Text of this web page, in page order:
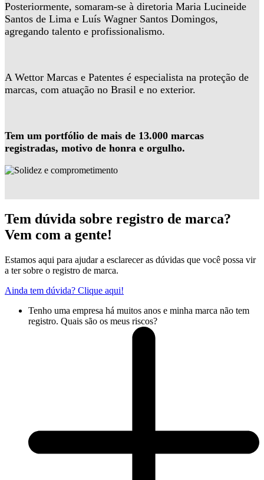
Posteriormente, somaram-se à diretoria Maria Lucineide
Santos de Lima e Luís Wagner Santos Domingos,
agregando talento e profissionalismo.
A Wettor Marcas e Patentes é especialista na proteção de
marcas, com atuação no Brasil e no exterior.
Tem um portfólio de mais de 13.000 marcas
registradas, motivo de honra e orgulho.
Tem dúvida sobre registro de marca?
Vem com a gente!
Estamos aqui para ajudar a esclarecer as dúvidas que você possa vir
a ter sobre o registro de marca.
Ainda tem dúvida? Clique aqui!
Tenho uma empresa há muitos anos e minha marca não tem
registro. Quais são os meus riscos?